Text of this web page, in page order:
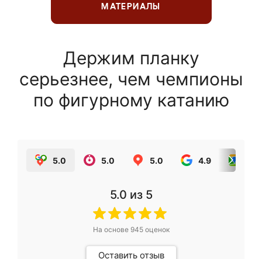
МАТЕРИАЛЫ
Держим планку
серьезнее, чем чемпионы
по фигурному катанию
5.0 5.0 5.0 4.9
5.0 из 5
На основе 945оценок
Оставить отзыв